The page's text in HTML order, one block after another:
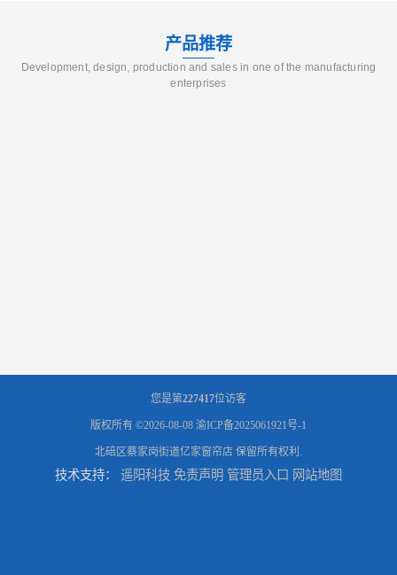
产品推荐
Development, design, production and sales in one of the manufacturing
enterprises
您是第227417位访客
版权所有 ©2026-08-08 渝ICP备2025061921号-1
北碚区蔡家岗街道亿家窗帘店 保留所有权利.
技术支持： 遥阳科技 免责声明 管理员入口 网站地图